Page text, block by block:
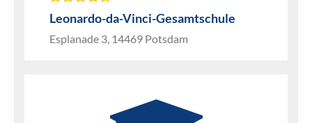
Leonardo-da-Vinci-Gesamtschule
Esplanade 3, 14469 Potsdam